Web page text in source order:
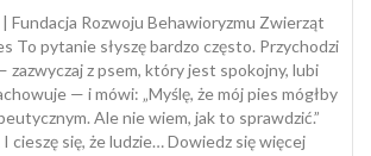
Fundacja Rozwoju Behawioryzmu Zwierząt
To pytanie słyszę bardzo często. Przychodzi
zazwyczaj z psem, który jest spokojny, lubi
— i mówi: „Myślę, że mój pies mógłby
Ale nie wiem, jak to sprawdzić.”
cieszę się, że ludzie…Dowiedz się więcej: